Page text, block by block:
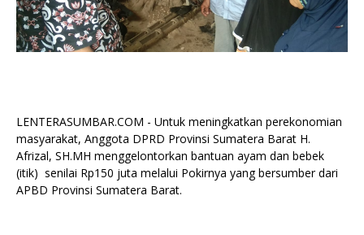
LENTERASUMBAR.COM - Untuk meningkatkan perekonomian
masyarakat, Anggota DPRD Provinsi Sumatera Barat H.
Afrizal, SH.MH menggelontorkan bantuan ayam dan bebek
(itik) senilai Rp150 juta melalui Pokirnya yang bersumber dari
APBD Provinsi Sumatera Barat.